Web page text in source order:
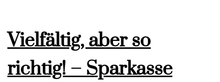
Vielfältig, aber so
richtig! – Sparkasse